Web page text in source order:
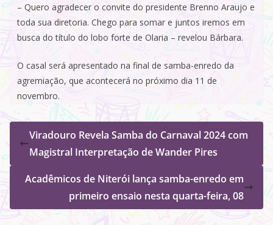
– Quero agradecer o convite do presidente Brenno Araujo e
toda sua diretoria. Chego para somar e juntos iremos em
busca do título do lobo forte de Olaria – revelou Bárbara.
O casal será apresentado na final de samba-enredo da
agremiação, que acontecerá no próximo dia 11 de
novembro.
Viradouro Revela Samba do Carnaval 2024 com
Magistral Interpretação de Wander Pires
Acadêmicos de Niterói lança samba-enredo em
primeiro ensaio nesta quarta-feira, 08